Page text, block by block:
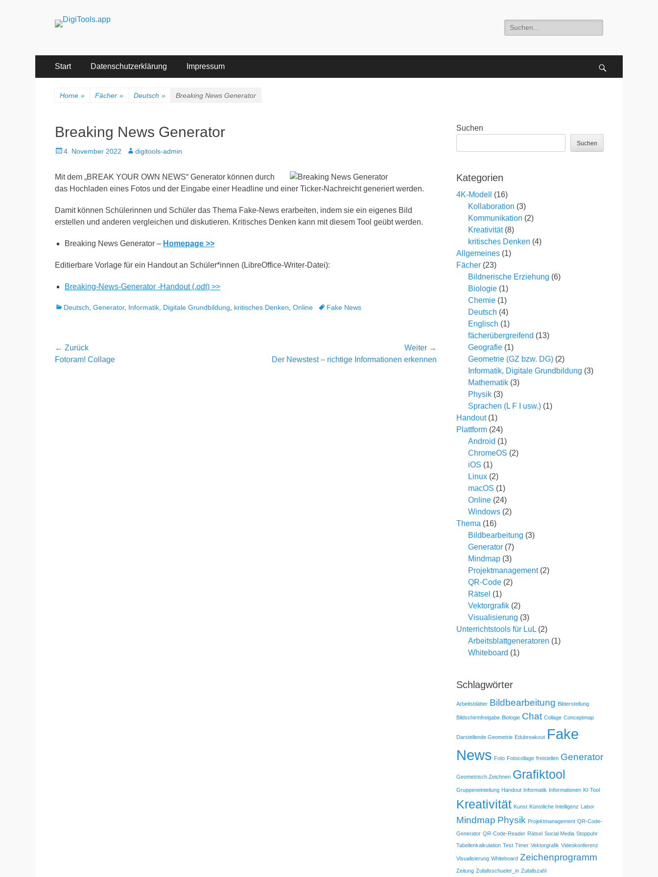
Suche
nach:
Primäres
Menü
Start Datenschutzerklärung Impressum
Home » Fächer » Deutsch » Breaking News Generator
Breaking News Generator
Veröffentlicht
4. November 2022 Autordigitools-admin
Mit dem „BREAK YOUR OWN NEWS“ Generator können durch
das Hochladen eines Fotos und der Eingabe einer Headline und einer Ticker-Nachreicht generiert werden.
Damit können Schülerinnen und Schüler das Thema Fake-News erarbeiten, indem sie ein eigenes Bild
erstellen und anderen vergleichen und diskutieren. Kritisches Denken kann mit diesem Tool geübt werden.
Breaking News Generator – Homepage >>
Editierbare Vorlage für ein Handout an Schüler*innen (LibreOffice-Writer-Datei):
Breaking-News-Generator -Handout (.odt) >>
Kategorien
Deutsch Generator, Informatik, Digitale Grundbildung kritisches Denken Online Schlagworte
Fake News
Beitragsnavigation
← Zurück
Vorheriger
Fotoram! Collage
Weiter →
NächsterDer Newstest – richtige Informationen erkennen
Suchen
Suchen
Kategorien
4K-Modell
(16)
Kollaboration (3)
Kommunikation (2)
Kreativität(8)
kritisches Denken (4)
Allgemeines (1)
Fächer (23)
Bildnerische Erziehung (6)
Biologie (1)
Chemie (1)
Deutsch (4)
Englisch (1)
fächerübergreifend (13)
Geografie (1)
Geometrie (GZ bzw. DG) (2)
Informatik, Digitale Grundbildung (3)
Mathematik (3)
Physik (3)
Sprachen (L F I usw.) (1)
Handout(1)
Plattform (24)
Android (1)
ChromeOS (2)
iOS (1)
Linux (2)
macOS (1)
Online (24)
Windows (2)
Thema (16)
Bildbearbeitung (3)
Generator (7)
Mindmap (3)
Projektmanagement(2)
QR-Code (2)
Rätsel (1)
Vektorgrafik (2)
Visualisierung (3)
Unterrichtstools für LuL (2)
Arbeitsblattgeneratoren (1)
Whiteboard (1)
Schlagwörter
Arbeitsblätter Bildbearbeitung Bilderstellung
Bildschirmfreigabe Biologie Chat Collage Conceptmap
Darstellende Geometrie Edubreakout Fake
News Foto Fotocollage freistellen Generator
Geometrisch Zeichnen Grafiktool
Gruppeneinteilung Handout Informatik Informationen KI-Tool
Kreativität Kunst Künstliche Intelligenz Labor
Mindmap Physik Projektmanagement QR-Code-
Generator QR-Code-Reader Rätsel Social Media Stoppuhr
Tabellenkalkulation Test Timer Vektorgrafik Videokonferenz
Visualisierung Whiteboard Zeichenprogramm
Zeitung Zufallsschueler_in Zufallszahl